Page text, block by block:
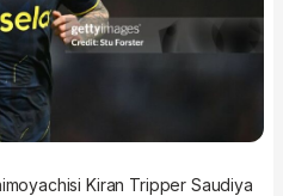
Kiran Tripper Saudiya